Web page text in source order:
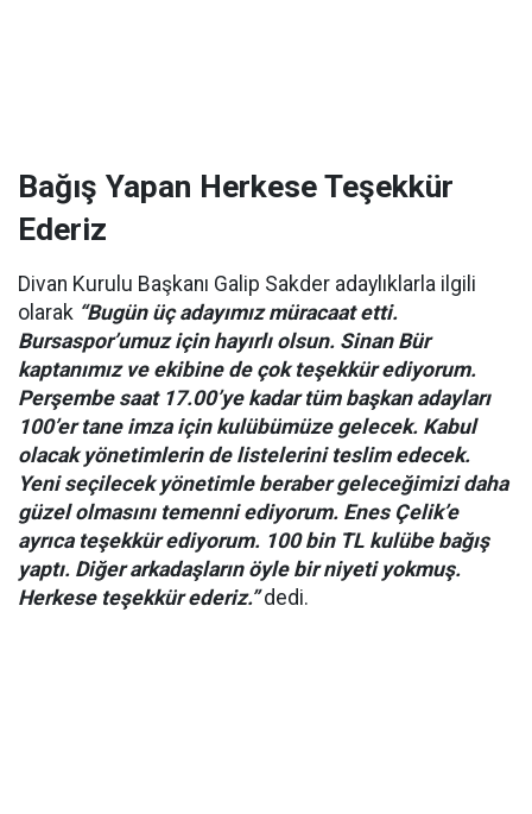
Bağış Yapan Herkese Teşekkür
Ederiz
Divan Kurulu Başkanı Galip Sakder adaylıklarla ilgili
olarak “Bugün üç adayımız müracaat etti.
Bursaspor’umuz için hayırlı olsun. Sinan Bür
kaptanımız ve ekibine de çok teşekkür ediyorum.
Perşembe saat 17.00’ye kadar tüm başkan adayları
100’er tane imza için kulübümüze gelecek. Kabul
olacak yönetimlerin de listelerini teslim edecek.
Yeni seçilecek yönetimle beraber geleceğimizi daha
güzel olmasını temenni ediyorum. Enes Çelik’e
ayrıca teşekkür ediyorum. 100 bin TL kulübe bağış
yaptı. Diğer arkadaşların öyle bir niyeti yokmuş.
Herkese teşekkür ederiz.”dedi.